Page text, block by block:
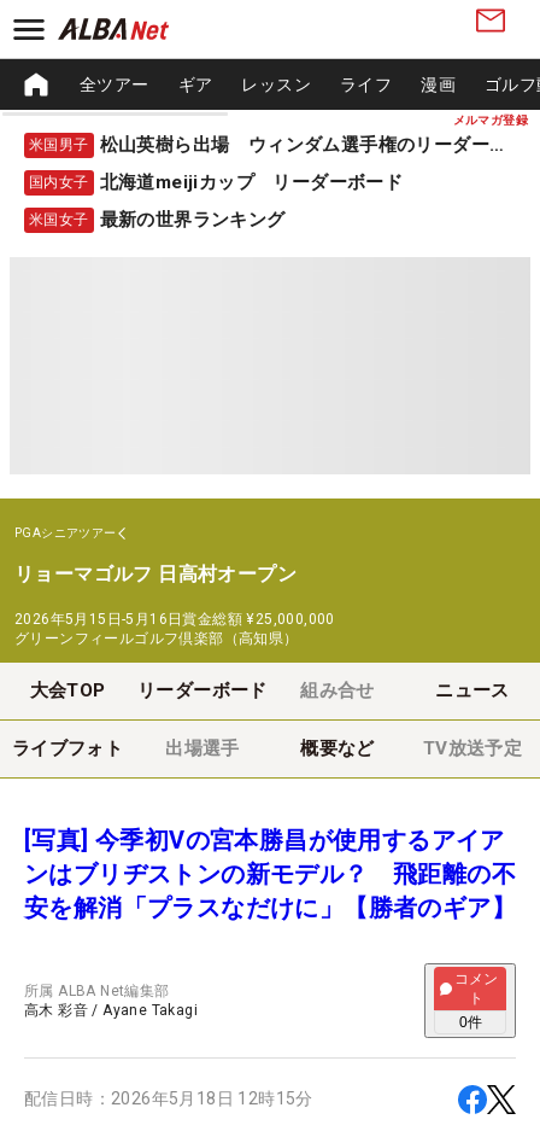
メルマガ登録
全ツアー ギア レッスン ライフ 漫画 ゴル
米国男子 松山英樹ら出場 ウィンダム選手権のリーダーボード
国内女子 北海道meijiカップ リーダーボード
米国女子 最新の世界ランキング
PGAシニアツアー
リョーマゴルフ 日高村オープン
2026年5月15日-5月16日賞金総額 ¥25,000,000
グリーンフィールゴルフ倶楽部（高知県）
大会TOP リーダーボード 組み合せ ニュース
ライブフォト 出場選手 概要など TV放送予定
[写真] 今季初Vの宮本勝昌が使用するアイア
ンはブリヂストンの新モデル？ 飛距離の不
安を解消「プラスなだけに」【勝者のギア】
所属ALBA Net編集部
高木 彩音 /Ayane Takagi
コメン
ト
0件
配信日時： 2026年5月18日 12時15分